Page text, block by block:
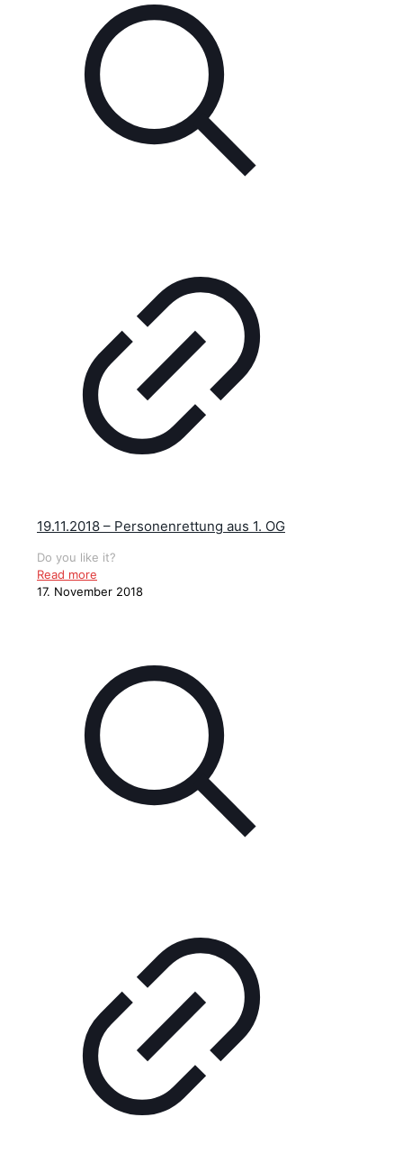
19.11.2018 – Personenrettung aus 1. OG
Do you like it?
Read more
17. November 2018